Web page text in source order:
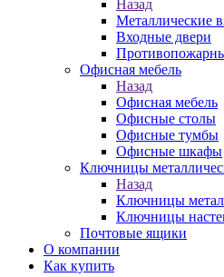
Назад
Металлические
Входные двери
Офисная мебель
Назад
Офисная мебель
Офисные столы
Офисные тумбы
Офисные шкафы
Ключницы
Назад
Ключницы
Ключницы
Почтовые ящики
О компании
Как купить